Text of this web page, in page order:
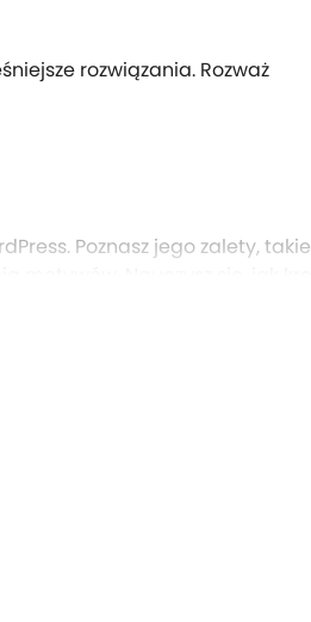
rozwiązania. Rozważ
Poznasz jego zalety, takie